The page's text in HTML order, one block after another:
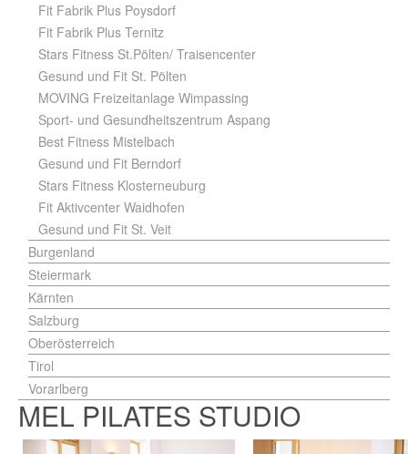
Fit Fabrik Plus Poysdorf
Fit Fabrik Plus Ternitz
Stars Fitness St.Pölten/ Traisencenter
Gesund und Fit St. Pölten
MOVING Freizeitanlage Wimpassing
Sport- und Gesundheitszentrum Aspang
Best Fitness Mistelbach
Gesund und Fit Berndorf
Stars Fitness Klosterneuburg
Fit Aktivcenter Waidhofen
Gesund und Fit St. Veit
Burgenland
Steiermark
Kärnten
Salzburg
Oberösterreich
Tirol
Vorarlberg
MEL PILATES STUDIO